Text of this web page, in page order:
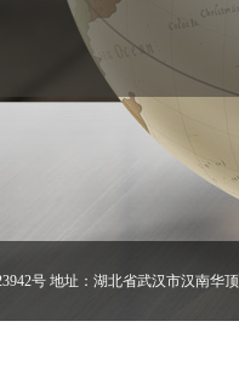
号 地址：湖北省武汉市汉南华